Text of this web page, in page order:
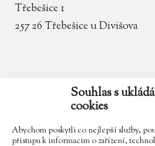
Souhlas s
cookies
Abychom poskytli co nejlepší služby,
přístupu k informacím o zařízení,
Třebešice 1
257 26 Třebešice u Divišova
602 354 467